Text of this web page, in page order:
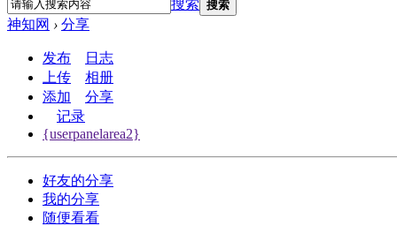
搜索 搜索
神知网 › 分享
发布
日志
上传
相册
添加
分享
记录
{userpanelarea2}
好友的分享
我的分享
随便看看